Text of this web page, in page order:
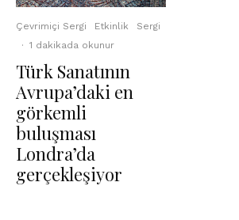
Çevrimiçi Sergi Etkinlik
Sergi
· 1 dakikada okunur
Türk Sanatının
Avrupa’daki en
görkemli
buluşması
Londra’da
gerçekleşiyor